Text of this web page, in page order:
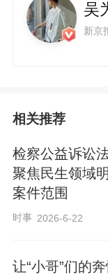
吴
新京
相关推荐
检察公益诉讼
聚焦民生领域
案件范围
时事 2026-6-22
让“小哥”们的